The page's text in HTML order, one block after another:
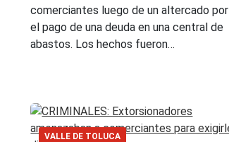
comerciantes luego de un altercado por
el pago de una deuda en una central de
abastos. Los hechos fueron…
VALLE DE TOLUCA